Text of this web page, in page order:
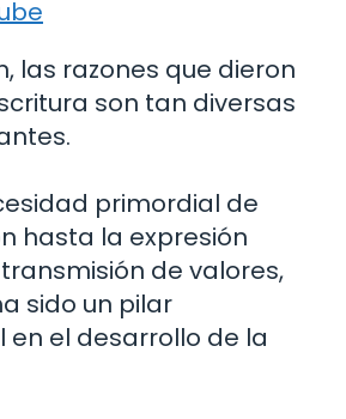
las razones que dieron
son tan diversas
primordial de
hasta la expresión
de valores,
sido un pilar
el desarrollo de la